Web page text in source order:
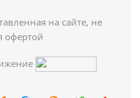
на сайте, не
офертой